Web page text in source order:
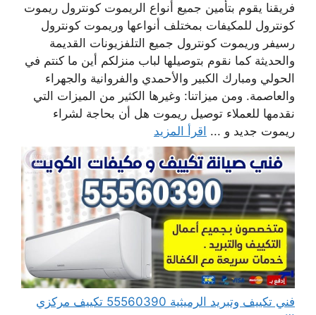
فريقنا يقوم بتأمين جميع أنواع الريموت كونترول ريموت
كونترول للمكيفات بمختلف أنواعها وريموت كونترول
رسيفر وريموت كونترول جميع التلفزيونات القديمة
والحديثة كما نقوم بتوصيلها لباب منزلكم أين ما كنتم في
الحولي ومبارك الكبير والأحمدي والفروانية والجهراء
والعاصمة. ومن ميزاتنا: وغيرها الكثير من الميزات التي
نقدمها للعملاء توصيل ريموت هل أن بحاجة لشراء
ريموت جديد و ... اقرأ المزيد
فني تكييف وتبريد الرميثية 55560390 تكييف مركزي